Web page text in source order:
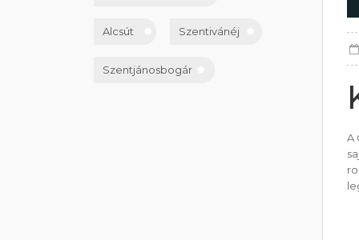
Alcsút Szentivánéj
Szentjánosbogár
A